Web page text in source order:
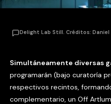
Delight Lab Still. Créditos:
Simultáneamente diversas
programarán (bajo curatoría
respectivos recintos,
complementario, un Off